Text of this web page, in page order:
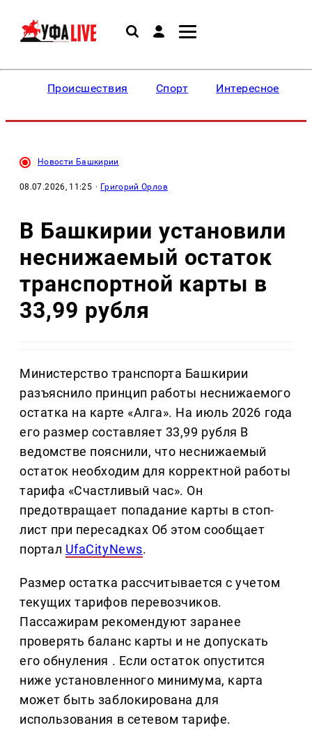
Происшествия Спорт Интересное
Новости Башкирии
08.07.2026, 11:25 · Григорий Орлов
В Башкирии установили
неснижаемый остаток
транспортной карты в
33,99 рубля
Министерство транспорта Башкирии
разъяснило принцип работы неснижаемого
остатка на карте «Алга». На июль 2026 года
его размер составляет 33,99 рубля В
ведомстве пояснили, что неснижаемый
остаток необходим для корректной работы
тарифа «Счастливый час». Он
предотвращает попадание карты в стоп-
лист при пересадках Об этом сообщает
портал UfaCityNews.
Размер остатка рассчитывается с учетом
текущих тарифов перевозчиков.
Пассажирам рекомендуют заранее
проверять баланс карты и не допускать
его обнуления . Если остаток опустится
ниже установленного минимума, карта
может быть заблокирована для
использования в сетевом тарифе.